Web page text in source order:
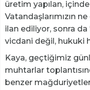
üretim yapılan,
Vatandaşlarımızın
ilan ediliyor, sonra da
vicdani değil, hukuki
Kaya, geçtiğimiz
muhtarlar
benzer